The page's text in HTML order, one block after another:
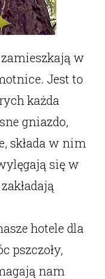
w
Jest to
każda
gniazdo,
składa w nim
się w
hotele dla
pszczoły,
nam